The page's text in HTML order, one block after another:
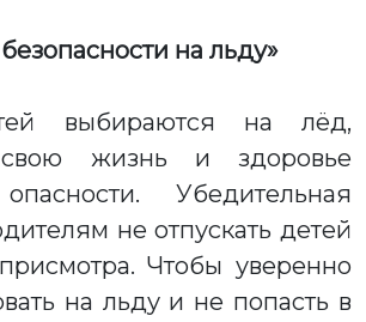
на льду»
выбираются на лёд,
свою жизнь и здоровье
Убедительная
не отпускать детей
Чтобы уверенно
на льду и не попасть в